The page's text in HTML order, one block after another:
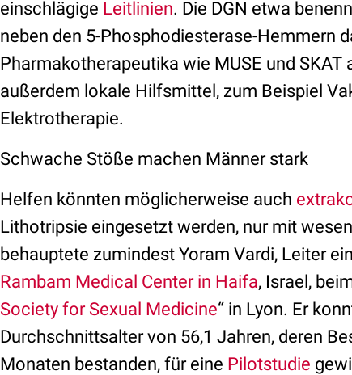
einschlägige Leitlinien. Die DGN etwa
neben den 5-Phosphodiesterase-Hemmern
Pharmakotherapeutika wie MUSE und
außerdem lokale Hilfsmittel, zum Beispiel
Elektrotherapie.
Schwache Stöße machen Männer stark
Helfen könnten möglicherweise auch
Lithotripsie eingesetzt werden, nur mit
behauptete zumindest Yoram Vardi, Leiter
Rambam Medical Center in Haifa, Israel,
Society for Sexual Medicine“ in Lyon. Er
Durchschnittsalter von 56,1 Jahren, deren
Monaten bestanden, für eine Pilotstudie